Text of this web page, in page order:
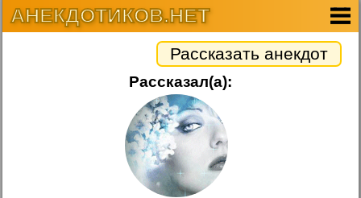
АНЕКДОТИКОВ.НЕТ
Рассказать анекдот
Рассказал(а):